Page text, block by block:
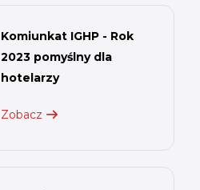
Komiunkat IGHP - Rok
2023 pomyślny dla
hotelarzy
Zobacz